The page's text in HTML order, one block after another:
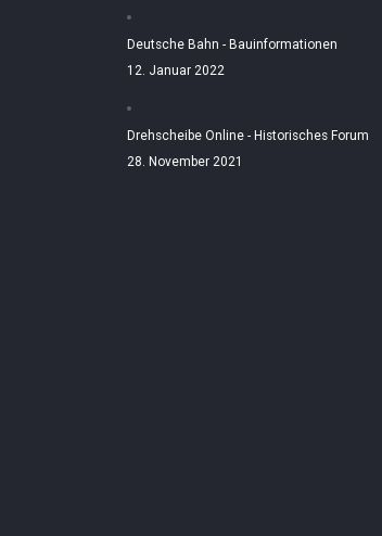
Deutsche Bahn - Bauinformationen
12. Januar 2022
Drehscheibe Online - Historisches Forum
28. November 2021